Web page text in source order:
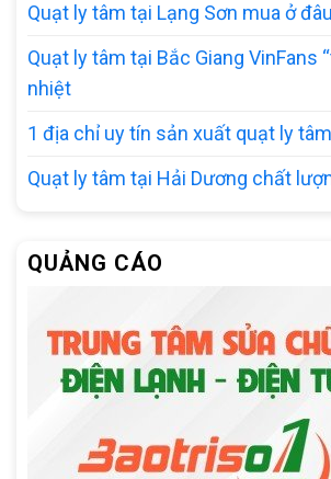
Quạt ly tâm tại Lạng Sơn mua ở
Quạt ly tâm tại Bắc Giang VinFans
nhiệt
1 địa chỉ uy tín sản xuất quạt ly
Quạt ly tâm tại Hải Dương chất
QUẢNG CÁO